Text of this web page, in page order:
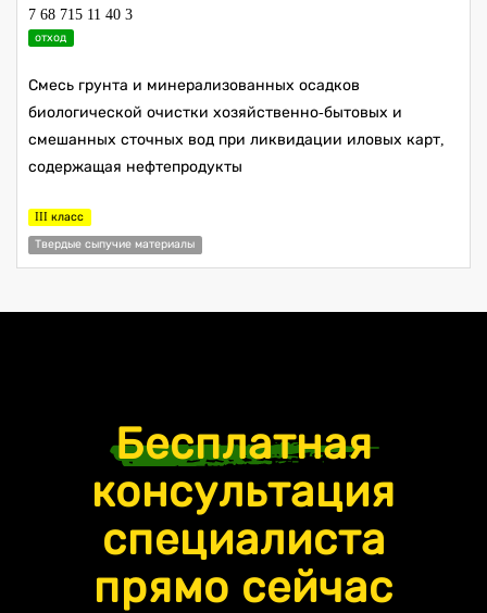
7 68 715 11 40 3
отход
Смесь грунта и минерализованных осадков
биологической очистки хозяйственно-бытовых и
смешанных сточных вод при ликвидации иловых карт,
содержащая нефтепродукты
III класс
Твердые сыпучие материалы
Бесплатная
консультация
специалиста
прямо сейчас